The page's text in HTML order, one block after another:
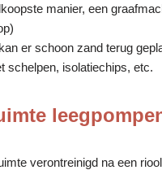
manier, een
er schoon zand terug
schelpen, isolatiechips, etc.
verontreinigd na een